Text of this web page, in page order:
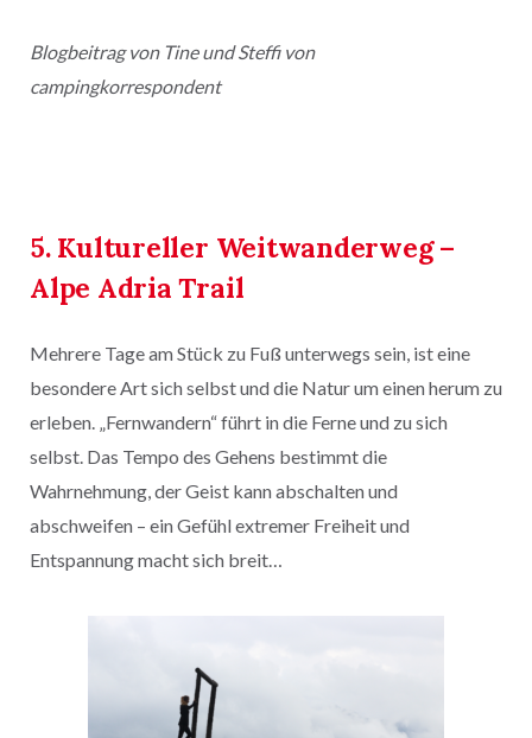
Blogbeitrag von Tine und Steffi von
campingkorrespondent
5. Kultureller Weitwanderweg –
Alpe Adria Trail
Mehrere Tage am Stück zu Fuß unterwegs sein, ist eine
besondere Art sich selbst und die Natur um einen herum zu
erleben. „Fernwandern“ führt in die Ferne und zu sich
selbst. Das Tempo des Gehens bestimmt die
Wahrnehmung, der Geist kann abschalten und
abschweifen – ein Gefühl extremer Freiheit und
Entspannung macht sich breit…